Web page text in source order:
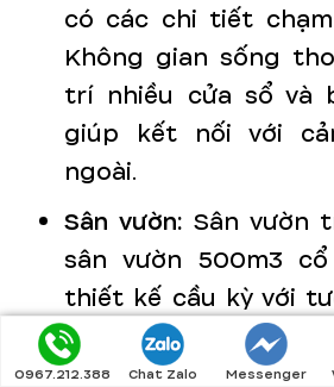
có các chi tiết
Không gian sống
trí nhiều cửa sổ và
giúp kết nối với
ngoài.
Sân vườn: Sân vườn
sân vườn 500m3
thiết kế cầu kỳ với
đài phun nước, và
Lối đi lát đá, bồn
0967.212.388 Chat Zalo Messenger